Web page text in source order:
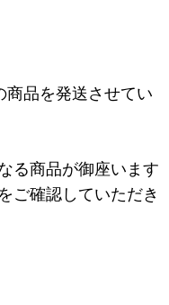
商品を発送させてい
る商品が御座います
ご確認していただき